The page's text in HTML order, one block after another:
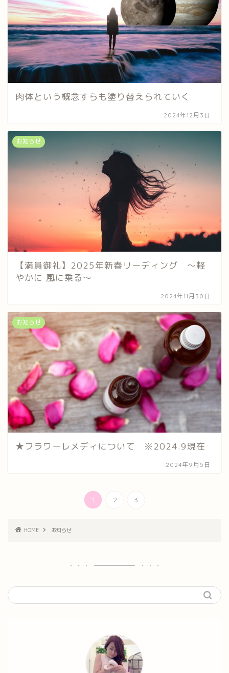
肉体という概念すらも塗り替えられていく
2024年12月3日
お知らせ
【満員御礼】2025年新春リーディング ～軽
やかに 風に乗る～
2024年11月30日
お知らせ
★フラワーレメディについて ※2024.9現在
2024年9月5日
1 2 3
HOME お知らせ